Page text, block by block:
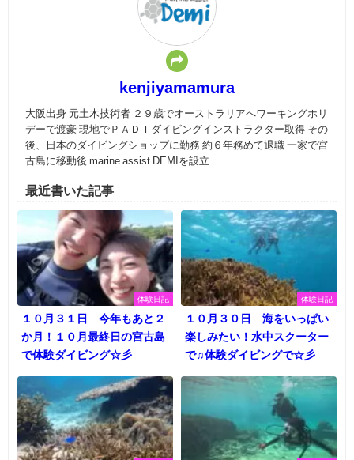
kenjiyamamura
大阪出身 元土木技術者 ２９歳でオーストラリアへワーキングホリ
デーで渡豪 現地でＰＡＤＩダイビングインストラクター取得 その
後、日本のダイビングショップに勤務 約６年務めて退職 一家で宮
古島に移動後 marine assist DEMIを設立
最近書いた記事
体験日記
１０月３１日 今年もあと２
か月！１０月最終日の宮古島
で体験ダイビング☆彡
体験日記
１０月３０日 海をいっぱい
楽しみたい！水中スクーター
で♫体験ダイビングで☆彡